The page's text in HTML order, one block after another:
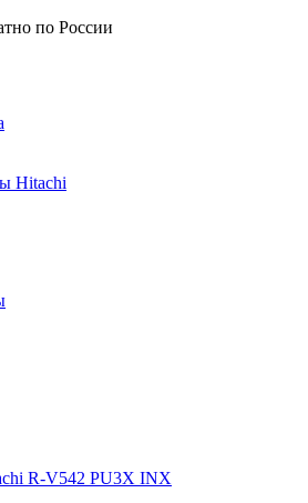
по России
Hitachi
R-V542 PU3X INX